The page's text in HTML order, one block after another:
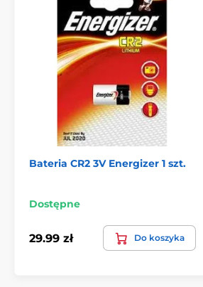
Bateria CR2 3V Energizer 1 szt.
Dostępne
29.99 zł Do koszyka